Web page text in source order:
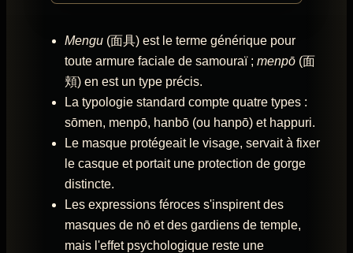
Mengu (面具) est le terme générique pour
toute armure faciale de samouraï ; menpō (面
頬) en est un type précis.
La typologie standard compte quatre types :
sōmen, menpō, hanbō (ou hanpō) et happuri.
Le masque protégeait le visage, servait à fixer
le casque et portait une protection de gorge
distincte.
Les expressions féroces s'inspirent des
masques de nō et des gardiens de temple,
mais l'effet psychologique reste une